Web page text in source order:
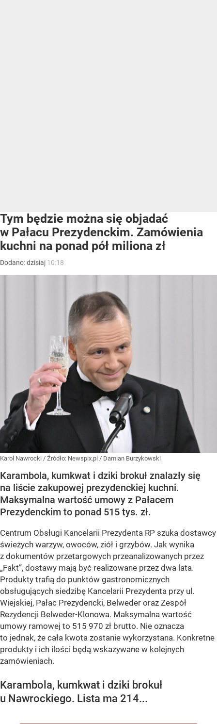
Tym będzie można się objadać
w Pałacu Prezydenckim. Zamówienia
kuchni na ponad pół miliona zł
Dodano:dzisiaj 10:18
Karol Nawrocki / Źródło: Newspix.pl / Damian Burzykowski
Karambola, kumkwat i dziki brokuł znalazły się
na liście zakupowej prezydenckiej kuchni.
Maksymalna wartość umowy z Pałacem
Prezydenckim to ponad 515 tys. zł.
Centrum Obsługi Kancelarii Prezydenta RP szuka dostawcy
świeżych warzyw, owoców, ziół i grzybów. Jak wynika
z dokumentów przetargowych przeanalizowanych przez
„Fakt”, dostawy mają być realizowane przez dwa lata.
Produkty trafią do punktów gastronomicznych
obsługujących siedzibę Kancelarii Prezydenta przy ul.
Wiejskiej, Pałac Prezydencki, Belweder oraz Zespół
Rezydencji Belweder-Klonowa. Maksymalna wartość
umowy ramowej to 515 970 zł brutto. Nie oznacza
to jednak, że cała kwota zostanie wykorzystana. Konkretne
produkty i ich ilości będą wskazywane w kolejnych
zamówieniach.
Karambola, kumkwat i dziki brokuł
u Nawrockiego. Lista ma 214...